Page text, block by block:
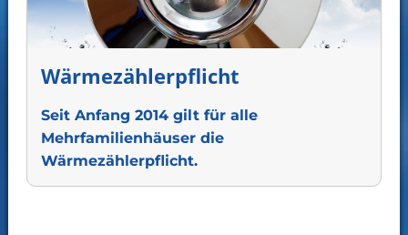
Wärmezählerpflicht
Seit Anfang 2014 gilt für alle
Mehrfamilienhäuser die
Wärmezählerpflicht.